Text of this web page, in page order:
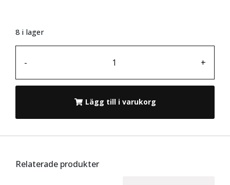
8 i lager
- +
Lägg till i varukorg
Relaterade produkter